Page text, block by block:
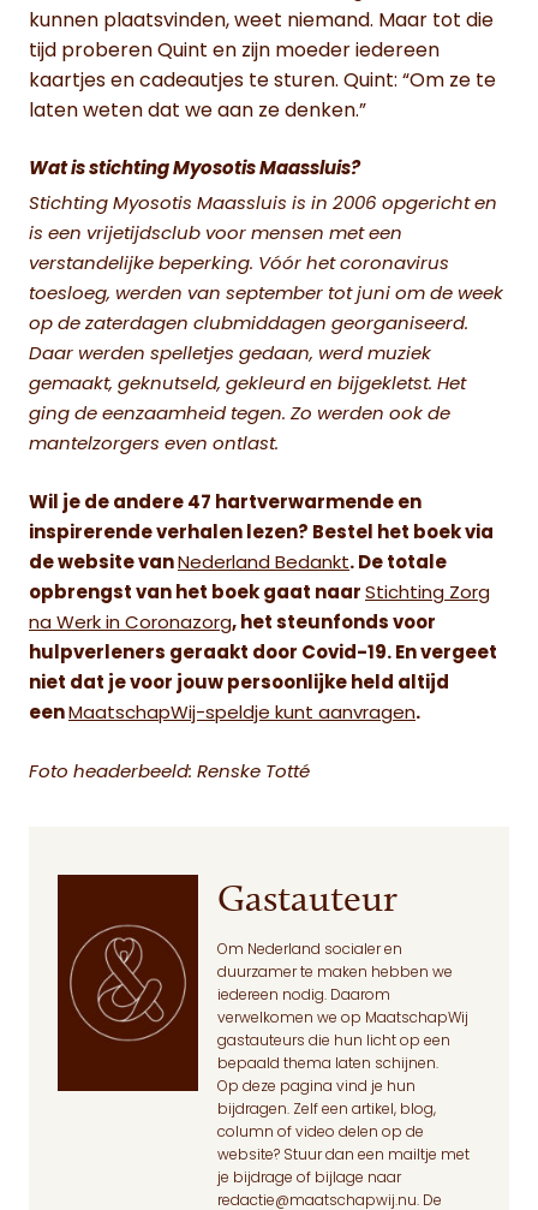
kunnen plaatsvinden, weet niemand. Maar tot die
tijd proberen Quint en zijn moeder iedereen
kaartjes en cadeautjes te sturen. Quint: “Om ze te
laten weten dat we aan ze denken.”
Wat is stichting Myosotis Maassluis?
Stichting Myosotis Maassluis is in 2006 opgericht en
is een vrijetijdsclub voor mensen met een
verstandelijke beperking. Vóór het coronavirus
toesloeg, werden van september tot juni om de week
op de zaterdagen clubmiddagen georganiseerd.
Daar werden spelletjes gedaan, werd muziek
gemaakt, geknutseld, gekleurd en bijgekletst. Het
ging de eenzaamheid tegen. Zo werden ook de
mantelzorgers even ontlast.
Wil je de andere 47 hartverwarmende en
inspirerende verhalen lezen? Bestel het boek via
de website van Nederland Bedankt. De totale
opbrengst van het boek gaat naar Stichting Zorg
na Werk in Coronazorg, het steunfonds voor
hulpverleners geraakt door Covid-19. En vergeet
niet dat je voor jouw persoonlijke held altijd
een MaatschapWij-speldje kunt aanvragen.
Foto headerbeeld: Renske Totté
Gastauteur
Om Nederland socialer en
duurzamer te maken hebben we
iedereen nodig. Daarom
verwelkomen we op MaatschapWij
gastauteurs die hun licht op een
bepaald thema laten schijnen.
Op deze pagina vind je hun
bijdragen. Zelf een artikel, blog,
column of video delen op de
website? Stuur dan een mailtje met
je bijdrage of bijlage naar
redactie@maatschapwij.nu. De